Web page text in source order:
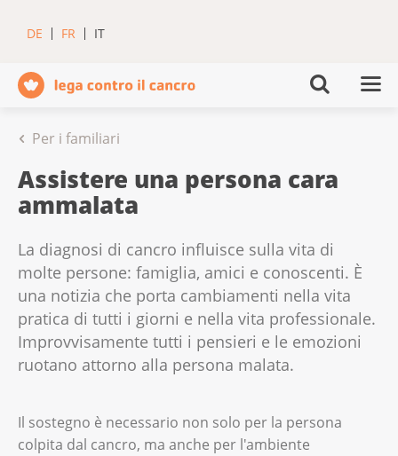
DE FR IT
Per i familiari
Assistere una persona cara
ammalata
La diagnosi di cancro influisce sulla vita di
molte persone: famiglia, amici e conoscenti. È
una notizia che porta cambiamenti nella vita
pratica di tutti i giorni e nella vita professionale.
Improvvisamente tutti i pensieri e le emozioni
ruotano attorno alla persona malata.
Il sostegno è necessario non solo per la persona
colpita dal cancro, ma anche per l'ambiente